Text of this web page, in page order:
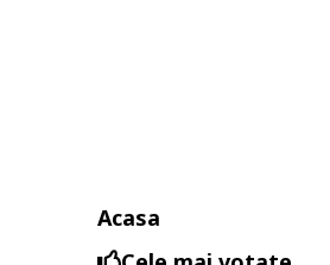
Acasa